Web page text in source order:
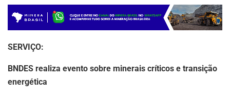
SERVIÇO:
BNDES realiza evento sobre minerais críticos e transição
energética